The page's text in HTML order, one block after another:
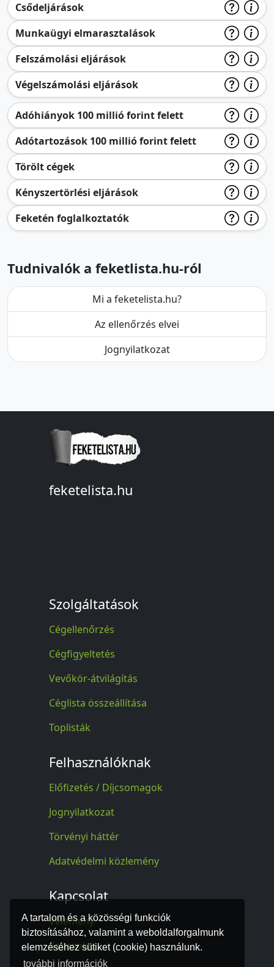
A tartalom és a közösségi funkciók
biztosításához, valamint a weboldalforgalmunk
elemzéséhez sütiket (cookie) használunk.
további információk
Csődeljárások
Munkaügyi elmarasztalások
Felszámolási eljárások
Végelszámolási eljárások
Adóhiányok 100 millió forint felett
Adótartozások 100 millió forint felett
Törölt cégek
Kényszertörlési eljárások
Feketén foglalkoztatók
Tudnivalók a feketlista.hu-ról
Mi a feketelista.hu?
Az ellenőrzés elvei
Jognyilatkozat
feketelista.hu
Szolgáltatások
Cégellenőrzés
Cégfigyeltetés
Vevőkör-átvilágítás
Céglista összeállítása
Toplisták
Felhasználóknak
Előfizetés / Díjcsomagok
Jognyilatkozat
Törvényi háttér
Adatvédelmi közlemény
Kapcsolat
Vélemény
Kapcsolat